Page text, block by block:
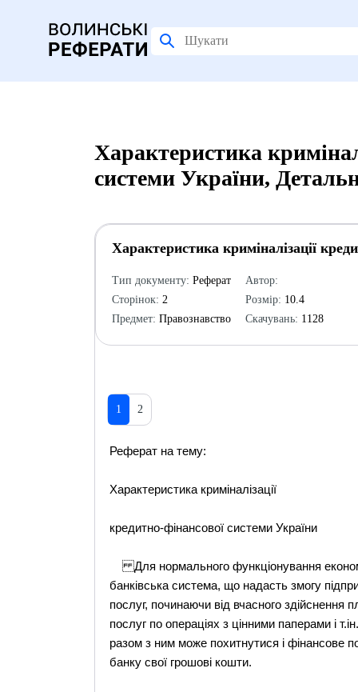
Характеристика
системи України,
Характеристика криміналізації
Тип документу: Реферат
Сторінок: 2
Предмет: Правознавство
Автор:
Розмір: 10.4
Скачувань: 1128
1 2
Реферат на тему:
Характеристика криміналізації
кредитно-фінансової системи України
Для нормального функціонування
банківська система, що надасть змогу
послуг, починаючи від вчасного здійснення
послуг по операціях з цінними паперами і
разом з ним може похитнутися і фінансове
банку свої грошові кошти.